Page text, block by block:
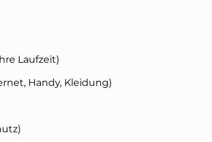
Laufzeit)
Handy, Kleidung)